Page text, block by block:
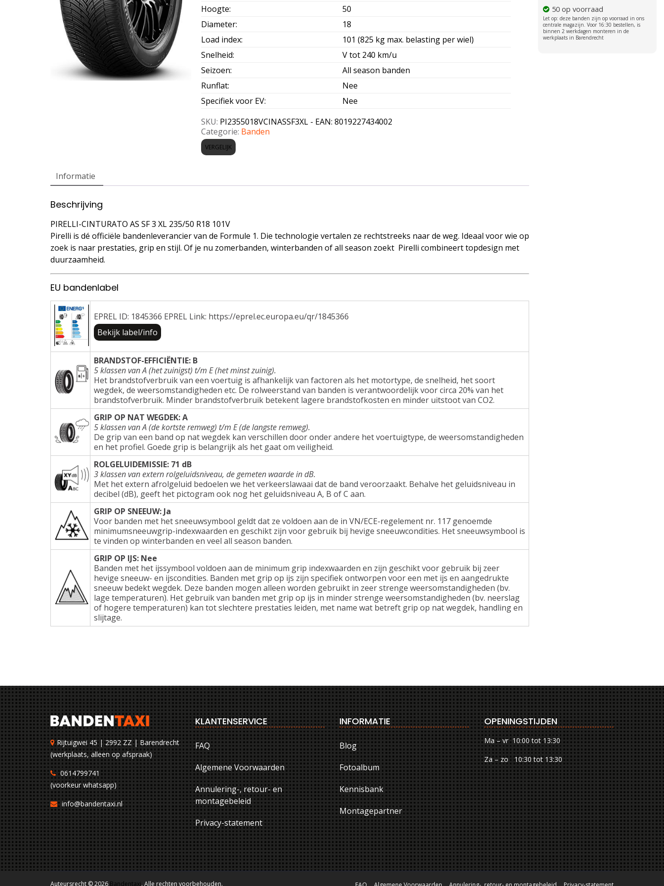
Hoogte:
50
Diameter:
18
Load index:
101 (825 kg max. belasting per wiel)
Snelheid:
V tot 240 km/u
Seizoen:
All season banden
Runflat:
Nee
Specifiek voor EV:
Nee
SKU: PI2355018VCINASSF3XL - EAN: 8019227434002
Categorie: Banden
VERGELIJK
50 op voorraad
Informatie
Beschrijving
PIRELLI-CINTURATO AS SF 3 XL 235/50 R18 101V
Pirelli is dé officiële bandenleverancier van de Formule 1. Die technologie vertalen ze rechtstreeks naar de weg. Ideaal voor wie op
zoek is naar prestaties, grip en stijl. Of je nu zomerbanden, winterbanden of all season zoekt  Pirelli combineert topdesign met
duurzaamheid.
EU bandenlabel
EPREL ID: 1845366 EPREL Link: https://eprel.ec.europa.eu/qr/1845366
Bekijk label/info
BRANDSTOF-EFFICIËNTIE: B
5 klassen van A (het zuinigst) t/m E (het minst zuinig).
Het brandstofverbruik van een voertuig is afhankelijk van factoren als het motortype, de snelheid, het soort
wegdek, de weersomstandigheden etc. De rolweerstand van banden is verantwoordelijk voor circa 20% van het
brandstofverbruik. Minder brandstofverbruik betekent lagere brandstofkosten en minder uitstoot van CO2.
GRIP OP NAT WEGDEK: A
5 klassen van A (de kortste remweg) t/m E (de langste remweg).
De grip van een band op nat wegdek kan verschillen door onder andere het voertuigtype, de weersomstandigheden
en het profiel. Goede grip is belangrijk als het gaat om veiligheid.
ROLGELUIDEMISSIE: 71 dB
3 klassen van extern rolgeluidsniveau, de gemeten waarde in dB.
Met het extern afrolgeluid bedoelen we het verkeerslawaai dat de band veroorzaakt. Behalve het geluidsniveau in
decibel (dB), geeft het pictogram ook nog het geluidsniveau A, B of C aan.
GRIP OP SNEEUW: Ja
Voor banden met het sneeuwsymbool geldt dat ze voldoen aan de in VN/ECE-regelement nr. 117 genoemde
minimumsneeuwgrip-indexwaarden en geschikt zijn voor gebruik bij hevige sneeuwcondities. Het sneeuwsymbool is
te vinden op winterbanden en veel all season banden.
GRIP OP IJS: Nee
Banden met het ijssymbool voldoen aan de minimum grip indexwaarden en zijn geschikt voor gebruik bij zeer
hevige sneeuw- en ijscondities. Banden met grip op ijs zijn specifiek ontworpen voor een met ijs en aangedrukte
sneeuw bedekt wegdek. Deze banden mogen alleen worden gebruikt in zeer strenge weersomstandigheden (bv.
lage temperaturen). Het gebruik van banden met grip op ijs in minder strenge weersomstandigheden (bv. neerslag
of hogere temperaturen) kan tot slechtere prestaties leiden, met name wat betreft grip op nat wegdek, handling en
slijtage.
Rijtuigwei 45 | 2992 ZZ | Barendrecht
(werkplaats, alleen op afspraak)
0614799741
(voorkeur whatsapp)
info@bandentaxi.nl
KLANTENSERVICE
FAQ
Algemene Voorwaarden
Annulering-, retour- en
montagebeleid
Privacy-statement
INFORMATIE
Blog
Fotoalbum
Kennisbank
Montagepartner
OPENINGSTIJDEN
Ma – vr 10:00 tot 13:30
Za – zo 10:30 tot 13:30
Auteursrecht © 2026 Bandentaxi. Alle rechten voorbehouden.